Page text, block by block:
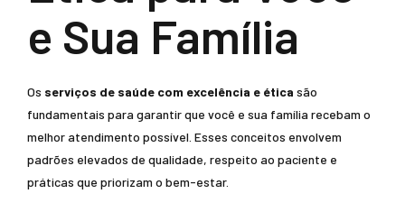
e Sua Família
Os serviços de saúde com excelência e ética são
fundamentais para garantir que você e sua família recebam o
melhor atendimento possível. Esses conceitos envolvem
padrões elevados de qualidade, respeito ao paciente e
práticas que priorizam o bem-estar.